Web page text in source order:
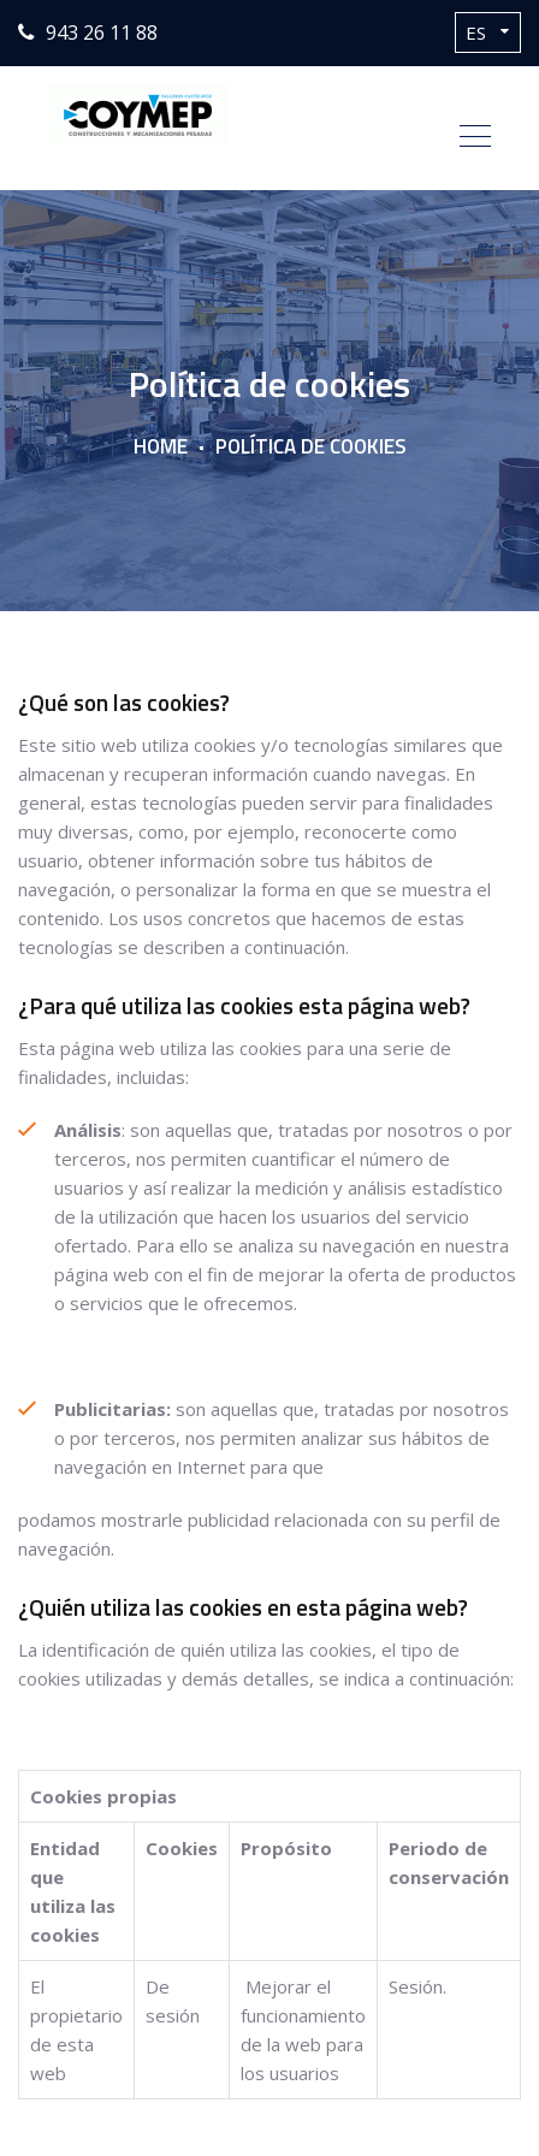
943 26 11 88
Política de cookies
HOME POLÍTICA DE COOKIES
¿Qué son las cookies?
Este sitio web utiliza cookies y/o tecnologías similares que
almacenan y recuperan información cuando navegas. En
general, estas tecnologías pueden servir para finalidades
muy diversas, como, por ejemplo, reconocerte como
usuario, obtener información sobre tus hábitos de
navegación, o personalizar la forma en que se muestra el
contenido. Los usos concretos que hacemos de estas
tecnologías se describen a continuación.
¿Para qué utiliza las cookies esta página web?
Esta página web utiliza las cookies para una serie de
finalidades, incluidas:
Análisis: son aquellas que, tratadas por nosotros o por
terceros, nos permiten cuantificar el número de
usuarios y así realizar la medición y análisis estadístico
de la utilización que hacen los usuarios del servicio
ofertado. Para ello se analiza su navegación en nuestra
página web con el fin de mejorar la oferta de productos
o servicios que le ofrecemos.
Publicitarias: son aquellas que, tratadas por nosotros
o por terceros, nos permiten analizar sus hábitos de
navegación en Internet para que
podamos mostrarle publicidad relacionada con su perfil de
navegación.
¿Quién utiliza las cookies en esta página web?
La identificación de quién utiliza las cookies, el tipo de
cookies utilizadas y demás detalles, se indica a continuación:
Cookies propias
Entidad
que
utiliza las
cookies
Cookies Propósito
Periodo de
conservación
El
propietario
de esta
web
De
sesión
Mejorar el
funcionamiento
de la web para
los usuarios
Sesión.